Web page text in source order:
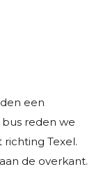
een
reden we
Texel.
de overkant.